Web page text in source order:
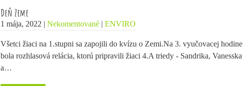
Deň Zeme
1 mája, 2022 | Nekomentované| ENVIRO
Všetci žiaci na 1.stupni sa zapojili do kvízu o Zemi.Na 3. vyučovacej hodine
bola rozhlasová relácia, ktorú pripravili žiaci 4.A triedy - Sandrika, Vanesska
a…